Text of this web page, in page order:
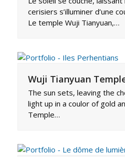
cerisiers s’illuminer d’une
Le temple Wuji Tianyuan,…
Wuji Tianyuan
The sun sets, leaving the
light up in a coulor of gold
Temple…